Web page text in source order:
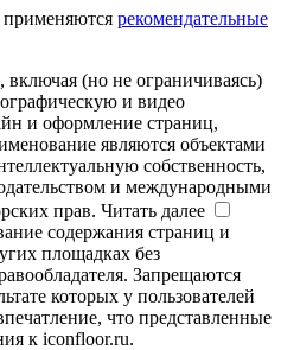
рекомендательные
включая (но не ограничиваясь)
и видео
и оформление страниц,
являются объектами
собственность,
и международными
прав. Читать далее
содержания страниц и
площадках без
Запрещаются
которых у пользователей
что представленные
к iconfloor.ru.